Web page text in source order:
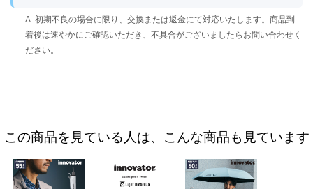
A. 初期不良の場合に限り、交換または返金にて対応いたします。商品到
着後は速やかにご確認いただき、不具合がございましたらお問い合わせく
ださい。
この商品を見ている人は、こんな商品も見ています